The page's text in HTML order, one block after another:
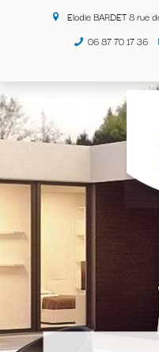
Elodie BARDET 8 rue
06 87 70 17 36